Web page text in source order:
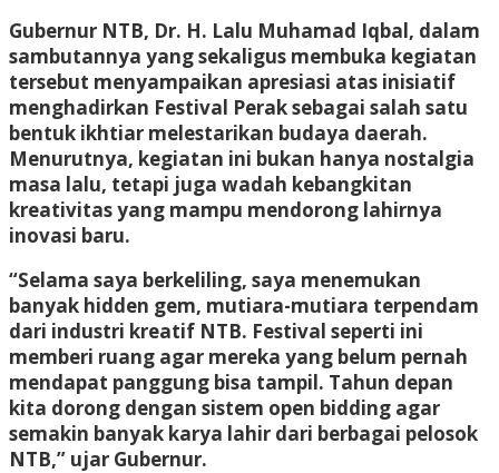
Gubernur NTB, Dr. H. Lalu Muhamad Iqbal, dalam
sambutannya yang sekaligus membuka kegiatan
tersebut menyampaikan apresiasi atas inisiatif
menghadirkan Festival Perak sebagai salah satu
bentuk ikhtiar melestarikan budaya daerah.
Menurutnya, kegiatan ini bukan hanya nostalgia
masa lalu, tetapi juga wadah kebangkitan
kreativitas yang mampu mendorong lahirnya
inovasi baru.
“Selama saya berkeliling, saya menemukan
banyak hidden gem, mutiara-mutiara terpendam
dari industri kreatif NTB. Festival seperti ini
memberi ruang agar mereka yang belum pernah
mendapat panggung bisa tampil. Tahun depan
kita dorong dengan sistem open bidding agar
semakin banyak karya lahir dari berbagai pelosok
NTB,” ujar Gubernur.